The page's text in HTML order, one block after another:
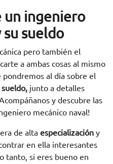
un ingeniero
su sueldo
pero también el
a ambas cosas al mismo
al día sobre el
junto a detalles
y descubre las
mecánico naval!
de alta especialización y
en ella interesantes
tanto, si eres bueno en